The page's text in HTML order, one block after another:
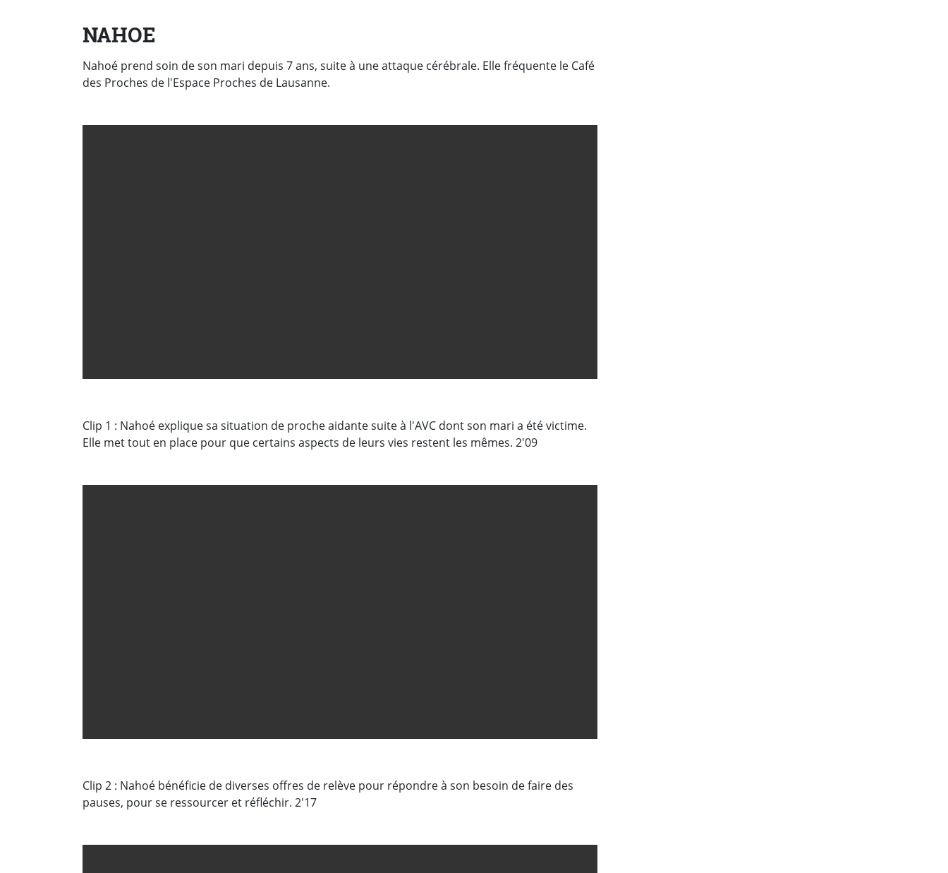
NAHOE
Nahoé prend soin de son mari depuis 7 ans, suite à une attaque cérébrale. Elle fréquente le Café
des Proches de l'Espace Proches de Lausanne.
Clip 1 : Nahoé explique sa situation de proche aidante suite à l'AVC dont son mari a été victime.
Elle met tout en place pour que certains aspects de leurs vies restent les mêmes. 2'09
Clip 2 : Nahoé bénéficie de diverses offres de relève pour répondre à son besoin de faire des
pauses, pour se ressourcer et réfléchir. 2'17